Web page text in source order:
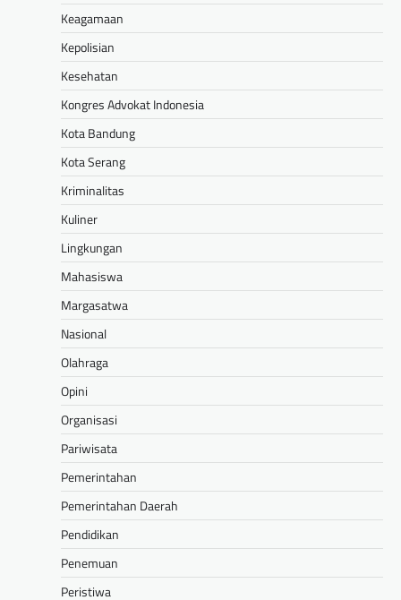
Keagamaan
Kepolisian
Kesehatan
Kongres Advokat Indonesia
Kota Bandung
Kota Serang
Kriminalitas
Kuliner
Lingkungan
Mahasiswa
Margasatwa
Nasional
Olahraga
Opini
Organisasi
Pariwisata
Pemerintahan
Pemerintahan Daerah
Pendidikan
Penemuan
Peristiwa